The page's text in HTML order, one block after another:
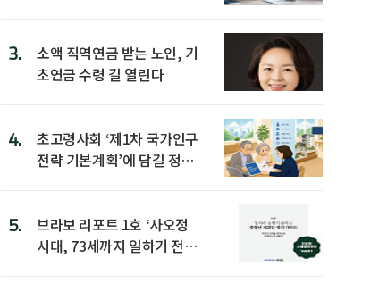
3.
소액 직역연금 받는 노인, 기
초연금 수령 길 열린다
4.
초고령사회 ‘제1차 국가인구
전략 기본계획’에 담길 정책
5.
브라보 리포트 1호 ‘사오정
시대, 73세까지 일하기 전략’